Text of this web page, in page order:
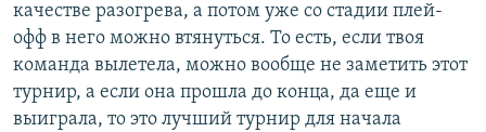
качестве разогрева, а потом уже со стадии плей-
офф в него можно втянуться. То есть, если твоя
команда вылетела, можно вообще не заметить этот
турнир, а если она прошла до конца, да еще и
выиграла, то это лучший турнир для начала